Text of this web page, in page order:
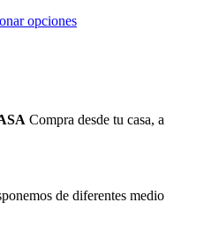
opcionesEste
opciones
la
Compra desde tu casa, a
de diferentes medio